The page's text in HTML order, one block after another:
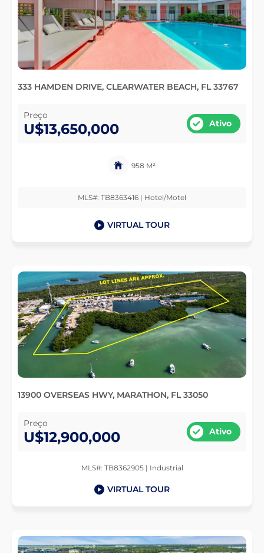
333 HAMDEN DRIVE, CLEARWATER BEACH, FL 33767
Preço
U$13,650,000 Ativo
958 M²
MLS#: TB8363416 | Hotel/Motel
VIRTUAL TOUR
13900 OVERSEAS HWY, MARATHON, FL 33050
Preço
U$12,900,000 Ativo
MLS#: TB8362905 | Industrial
VIRTUAL TOUR